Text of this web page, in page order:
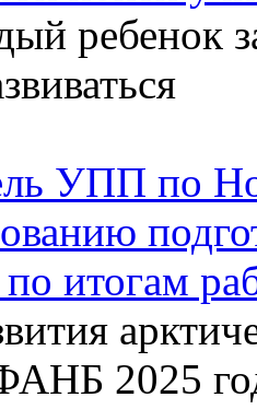
ребенок
УПП по
по итогам
2025